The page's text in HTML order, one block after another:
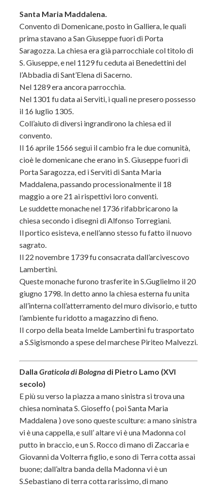
Santa Maria Maddalena.
Convento di Domenicane, posto in Galliera, le quali
prima stavano a San Giuseppe fuori di Porta
Saragozza. La chiesa era già parrocchiale col titolo di
S. Giuseppe, e nel 1129 fu ceduta ai Benedettini del
l’Abbadia di Sant’Elena di Sacerno.
Nel 1289 era ancora parrocchia.
Nel 1301 fu data ai Serviti, i quali ne presero possesso
il 16 luglio 1305.
Coll’aiuto di diversi ingrandirono la chiesa ed il
convento.
Il 16 aprile 1566 seguì il cambio fra le due comunità,
cioè le domenicane che erano in S. Giuseppe fuori di
Porta Saragozza, ed i Serviti di Santa Maria
Maddalena, passando processionalmente il 18
maggio a ore 21 ai rispettivi loro conventi.
Le suddette monache nel 1736 rifabbricarono la
chiesa secondo i disegni di Alfonso Torregiani.
Il portico esisteva, e nell’anno stesso fu fatto il nuovo
sagrato.
Il 22 novembre 1739 fu consacrata dall’arcivescovo
Lambertini.
Queste monache furono trasferite in S.Guglielmo il 20
giugno 1798. In detto anno la chiesa esterna fu unita
all’interna coll’atterramento del muro divisorio, e tutto
l’ambiente fu ridotto a magazzino di fieno.
II corpo della beata Imelde Lambertini fu trasportato
a S.Sigismondo a spese del marchese Piriteo Malvezzi.
Dalla Graticola di Bologna di Pietro Lamo (XVI
secolo)
E più su verso la piazza a mano sinistra si trova una
chiesa nominata S. Gioseffo ( poi Santa Maria
Maddalena ) ove sono queste sculture: a mano sinistra
vi è una cappella, e sull’ altare vi è una Madonna col
putto in braccio, e un S. Rocco di mano di Zaccaria e
Giovanni da Volterra figlio, e sono di Terra cotta assai
buone; dall’altra banda della Madonna vi è un
S.Sebastiano di terra cotta rarissimo, di mano